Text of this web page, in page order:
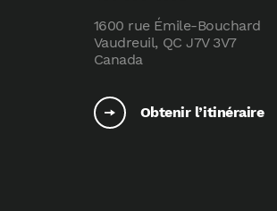
1600 rue Émile-Bouchard
Vaudreuil, QC J7V 3V7
Canada
Obtenir l’itinéraire